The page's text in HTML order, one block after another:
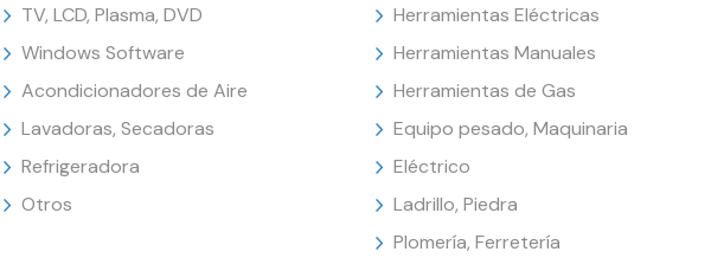
TV, LCD, Plasma, DVD
Windows Software
Acondicionadores de Aire
Lavadoras, Secadoras
Refrigeradora
Otros
Herramientas Eléctricas
Herramientas Manuales
Herramientas de Gas
Equipo pesado, Maquinaria
Eléctrico
Ladrillo, Piedra
Plomería, Ferretería